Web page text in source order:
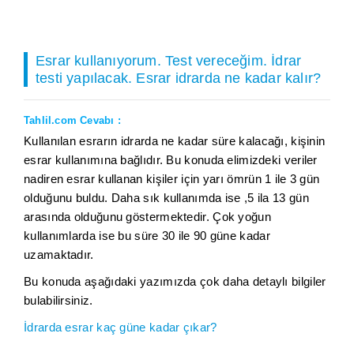
Esrar kullanıyorum. Test vereceğim. İdrar
testi yapılacak. Esrar idrarda ne kadar kalır?
Tahlil.com Cevabı :
Kullanılan esrarın idrarda ne kadar süre kalacağı, kişinin
esrar kullanımına bağlıdır. Bu konuda elimizdeki veriler
nadiren esrar kullanan kişiler için yarı ömrün 1 ile 3 gün
olduğunu buldu. Daha sık kullanımda ise ,5 ila 13 gün
arasında olduğunu göstermektedir. Çok yoğun
kullanımlarda ise bu süre 30 ile 90 güne kadar
uzamaktadır.
Bu konuda aşağıdaki yazımızda çok daha detaylı bilgiler
bulabilirsiniz.
İdrarda esrar kaç güne kadar çıkar?